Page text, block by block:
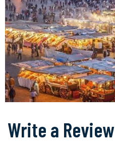
Write a Review